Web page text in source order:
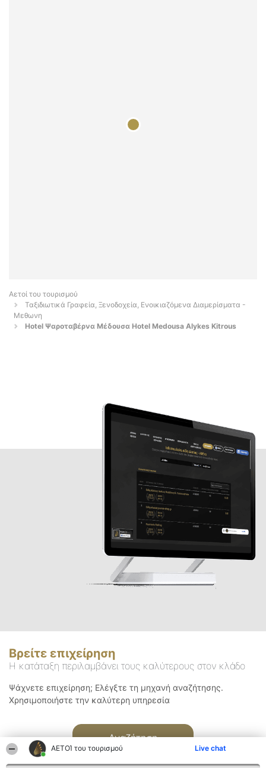
ΑΕΤΟΊ του τουρισμού Live chat
Αετοί του τουρισμού
Ταξιδιωτικά Γραφεία, Ξενοδοχεία, Ενοικιαζόμενα Διαμερίσματα -
Μεθωνη
Hotel Ψαροταβέρνα Μέδουσα Hotel Medousa Alykes Kitrous
Βρείτε επιχείρηση
Η κατάταξη περιλαμβάνει τους καλύτερους στον κλάδο
Ψάχνετε επιχείρηση; Ελέγξτε τη μηχανή αναζήτησης.
Χρησιμοποιήστε την καλύτερη υπηρεσία
Αναζήτηση